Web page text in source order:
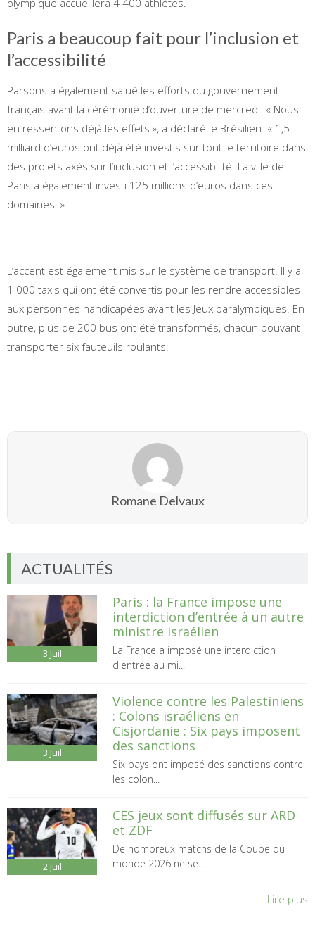
Paris a beaucoup fait pour l’inclusion et
l’accessibilité
Parsons a également salué les efforts du gouvernement
français avant la cérémonie d’ouverture de mercredi. « Nous
en ressentons déjà les effets », a déclaré le Brésilien. « 1,5
milliard d’euros ont déjà été investis sur tout le territoire dans
des projets axés sur l’inclusion et l’accessibilité. La ville de
Paris a également investi 125 millions d’euros dans ces
domaines. »
L’accent est également mis sur le système de transport. Il y a
1 000 taxis qui ont été convertis pour les rendre accessibles
aux personnes handicapées avant les Jeux paralympiques. En
outre, plus de 200 bus ont été transformés, chacun pouvant
transporter six fauteuils roulants.
Romane Delvaux
ACTUALITÉS
3 Juil
Paris : la France impose une
interdiction d’entrée à un autre
ministre israélien
La France a imposé une interdiction
d'entrée au mi...
3 Juil
Violence contre les Palestiniens
: Colons israéliens en
Cisjordanie : Six pays imposent
des sanctions
Six pays ont imposé des sanctions contre
les colon...
2 Juil
CES jeux sont diffusés sur ARD
et ZDF
De nombreux matchs de la Coupe du
monde 2026 ne se...
Lire plus